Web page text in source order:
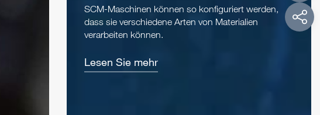
SCM-Maschinen können so konfiguriert werden,
dass sie verschiedene Arten von Materialien
verarbeiten können.
Lesen Sie mehr